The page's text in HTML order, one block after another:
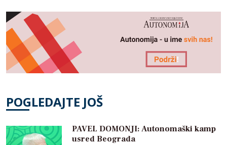
POGLEDAJTE JOŠ
PAVEL DOMONJI: Autonomaški kamp
usred Beograda